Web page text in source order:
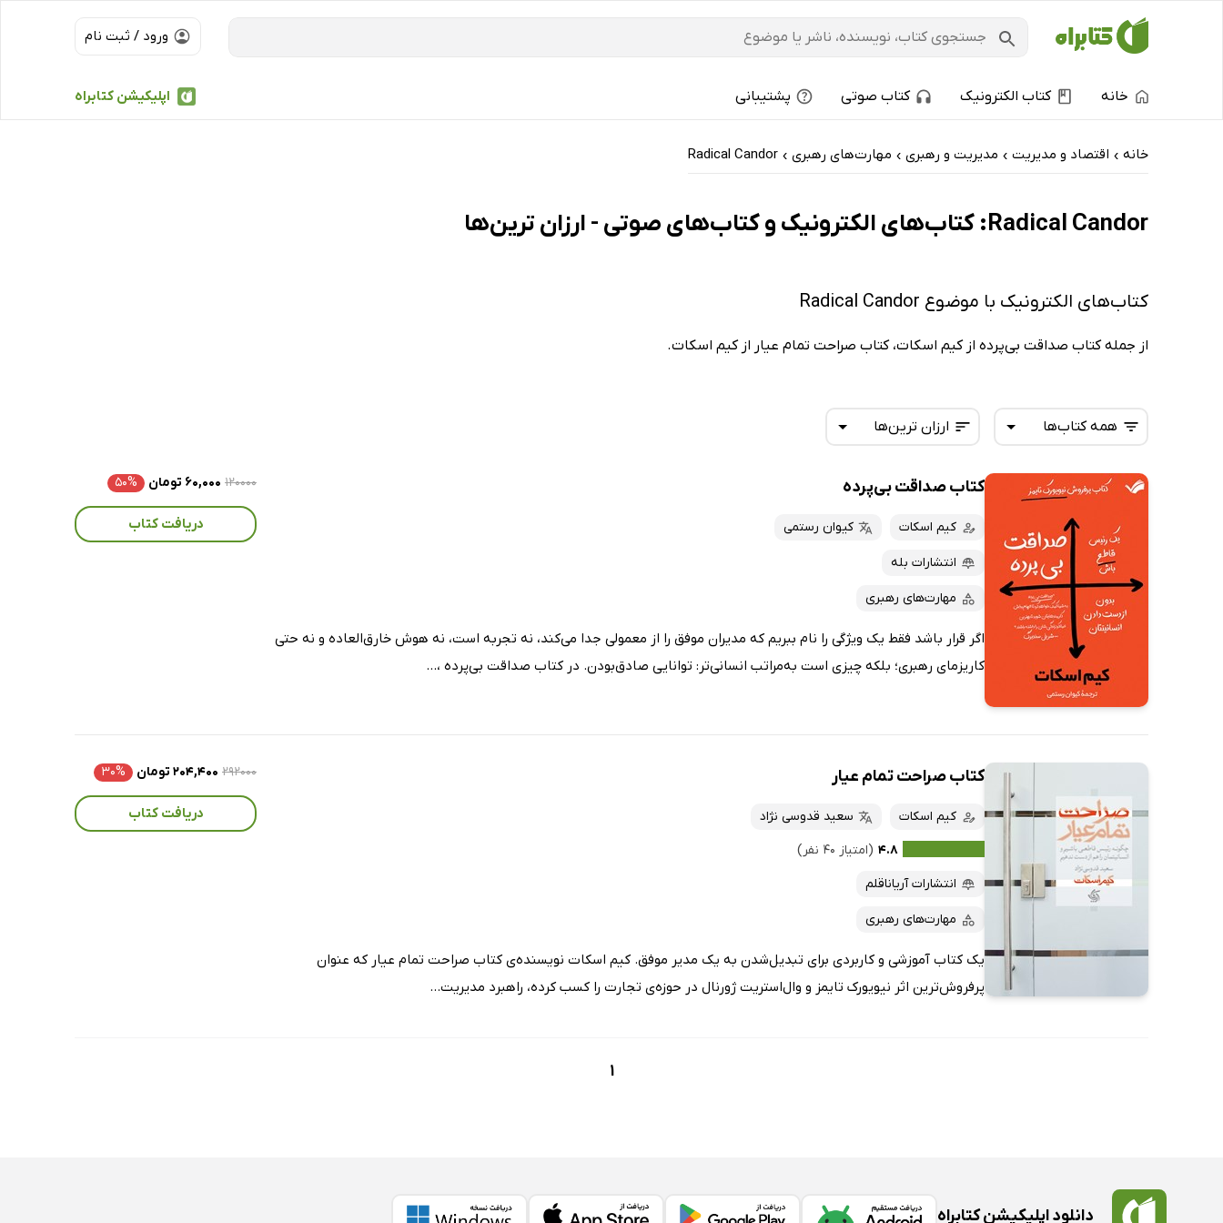
ورود / ثبت نام
اپلیکیشن کتابراه خانه کتاب الکترونیک کتاب صوتی پشتیبانی
خانه › اقتصاد و مدیریت › مدیریت و رهبری › مهارت‌های رهبری ›
Radical Candor
Radical Candor: کتاب‌های الکترونیک و کتاب‌های صوتی - ارزان ترین‌ها
کتاب‌های الکترونیک با موضوع Radical Candor
از جمله کتاب صداقت بی‌پرده از کیم اسکات، کتاب صراحت تمام عیار از کیم اسکات.
ارزان ترین‌ها
تازه‌ها
داغ‌ترین‌ها
پرفروش‌ها
پربحث‌ها
همه کتاب‌ها
همه کتاب‌ها
کتاب‌های صوتی
کتاب‌های متنی
کتاب صداقت بی‌پرده
کیم اسکات کیوان رستمی
انتشارات بله
مهارت‌های رهبری
اگر قرار باشد فقط یک ویژگی را نام ببریم که مدیران موفق را از معمولی‌ جدا می‌کند، نه تجربه است، نه هوش خارق‌العاده و نه حتی
کاریزمای رهبری؛ بلکه چیزی است به‌مراتب انسانی‌تر: توانایی صادق‌بودن. در کتاب صداقت بی‌پرده ،...
۱۲۰۰۰۰ ۶۰,۰۰۰ تومان ۵۰%
دریافت کتاب
کتاب صراحت تمام عیار
کیم اسکات
سعید قدوسی نژاد
۴.۸ (امتیاز ۴۰ نفر)
انتشارات آریاناقلم
مهارت‌های رهبری
یک کتاب آموزشی و کاربردی برای تبدیل‌شدن به یک مدیر موفق. کیم اسکات نویسنده‌ی کتاب صراحت تمام عیار که عنوان
پرفروش‌ترین اثر نیویورک‌ تایمز و وال‌استریت ژورنال در حوزه‌ی تجارت را کسب کرده، راهبرد مدیریت...
۲۹۲۰۰۰ ۲۰۴,۴۰۰ تومان ۳۰%
دریافت کتاب
1
دانلود اپلیکیشن کتابراه